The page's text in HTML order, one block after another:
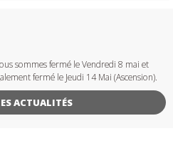
sommes fermé le Vendredi 8 mai et
fermé le Jeudi 14 Mai (Ascension).
ACTUALITÉS